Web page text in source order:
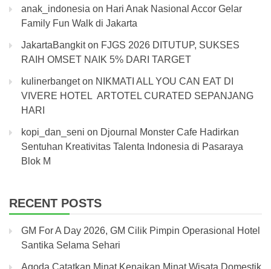
anak_indonesia on Hari Anak Nasional Accor Gelar
Family Fun Walk di Jakarta
JakartaBangkiton FJGS 2026 DITUTUP, SUKSES
RAIH OMSET NAIK 5% DARI TARGET
kulinerbangeton NIKMATI ALL YOU CAN EAT DI
VIVERE HOTEL ARTOTEL CURATED SEPANJANG
HARI
kopi_dan_seni on Djournal Monster Cafe Hadirkan
Sentuhan Kreativitas Talenta Indonesia di Pasaraya
Blok M
RECENT POSTS
GM For A Day 2026, GM Cilik Pimpin Operasional Hotel
Santika Selama Sehari
Agoda Catatkan Minat Kenaikan Minat Wisata Domestik